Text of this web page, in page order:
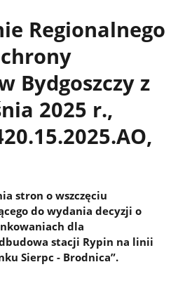
Regionalnego
Bydgoszczy z
2025 r.,
stron o wszczęciu
do wydania decyzji o
dla
stacji Rypin na linii
Sierpc - Brodnica”.